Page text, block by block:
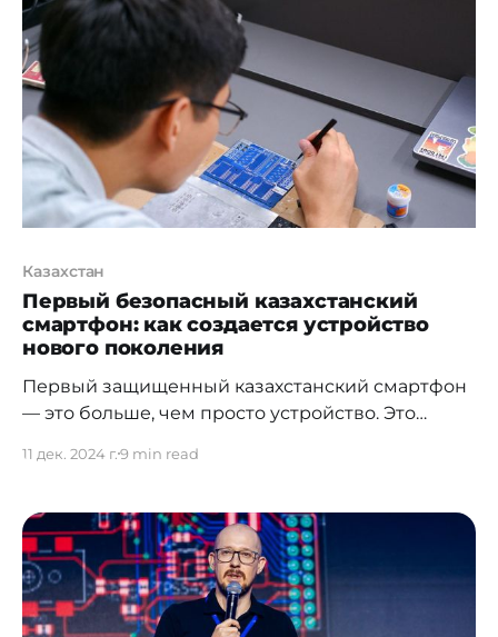
высококачественные услуги для крупных
корпоративных клиентов и малых
предприятий. ИТ-ГРАД активно развивает
технологическую инфраструктуру и внедряет
передовые решения, такие как панель
управления Oblako.kz,
Казахстан
Первый безопасный казахстанский
смартфон: как создается устройство
нового поколения
Первый защищенный казахстанский смартфон
— это больше, чем просто устройство. Это
страны. Олжас Сатиев, Президент TSARKA
устройства, его особенностями, вызовами
разработки и видением будущего
технологической независимости Казахстана.
Как родилась идея создания первого
защищенного казахстанского смартфона, и что
11 дек. 2024 г.9 min read